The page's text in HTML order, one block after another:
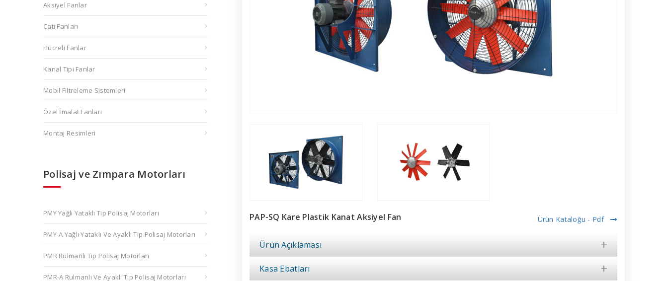
PAP-SQ Kare Plastik Kanat Aksiyel Fan Ürün Kataloğu - Pdf
Ürün Açıklaması
Kasa Ebatları
Aksiyel Fanlar
Çatı Fanları
Hücreli Fanlar
Kanal Tipi Fanlar
Mobil Filtreleme Sistemleri
Özel İmalat Fanları
Montaj Resimleri
Polisaj ve Zımpara Motorları
PMY Yağlı Yataklı Tip Polisaj Motorları
PMY-A Yağlı Yataklı Ve Ayaklı Tip Polisaj Motorları
PMR Rulmanlı Tip Polisaj Motorları
PMR-A Rulmanlı Ve Ayaklı Tip Polisaj Motorları